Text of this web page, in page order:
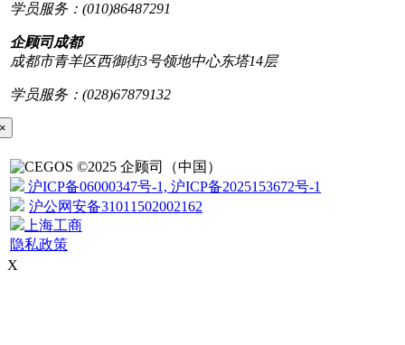
学员服务：(010)86487291
企顾司成都
成都市青羊区西御街3号领地中心东塔14层
学员服务：(028)67879132
©2025 企顾司（中国）
沪ICP备06000347号-1, 沪ICP备2025153672号-1
沪公网安备31011502002162
上海工商
隐私政策
X